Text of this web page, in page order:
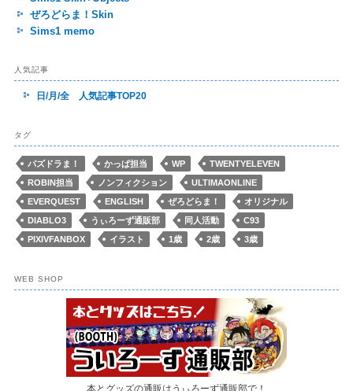
ぜろどらま！Skin
Sims1 memo
人気記事
日/月/全 人気記事TOP20
タグ
パズドラま！ かっぱ担当 WP
TWENTYELEVEN
ROBIN担当
ノンフィクション
ULTIMAONLINE
EVERQUEST
ENGLISH ぜろどらま！
オリジナル
DIABLO3
うぃろーず通販部 同人活動
C93
PIXIVFANBOX
イラスト 1歳 2歳 3歳
WEB SHOP
本とグッズの通販はうぃろーず通販部で！